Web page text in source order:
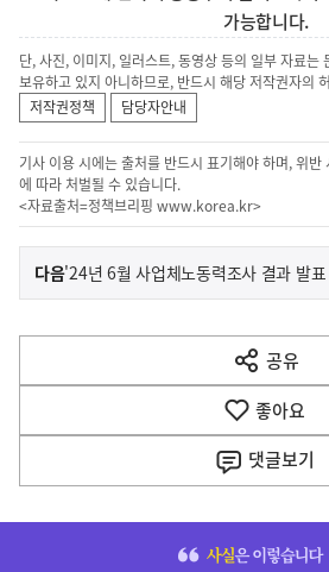
가능합니다.
단, 사진, 이미지, 일러스트, 동영상 등의 일부 자료는
보유하고 있지 아니하므로, 반드시 해당 저작권자의
저작권정책
담당자안내
기사 이용 시에는 출처를 반드시 표기해야 하며, 위반
에 따라 처벌될 수 있습니다.
<자료출처=정책브리핑 www.korea.kr>
이
전
다
음
다음기
'24년 6월 사업체노동력조사 결과 발표
공유
열
기
좋아요
댓글보기